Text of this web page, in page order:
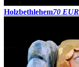
Holzbethlehem70 EUR